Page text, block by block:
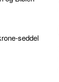
seddel